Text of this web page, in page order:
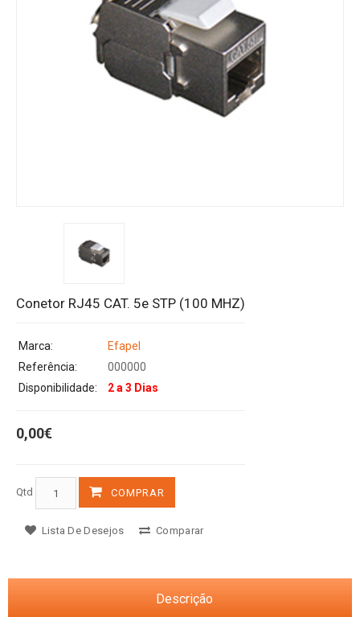
Conetor RJ45 CAT. 5e STP (100 MHZ)
Marca:
Efapel
Referência:
000000
Disponibilidade:
2 a 3 Dias
0,00€
Qtd COMPRAR
Lista De Desejos Comparar
Descrição